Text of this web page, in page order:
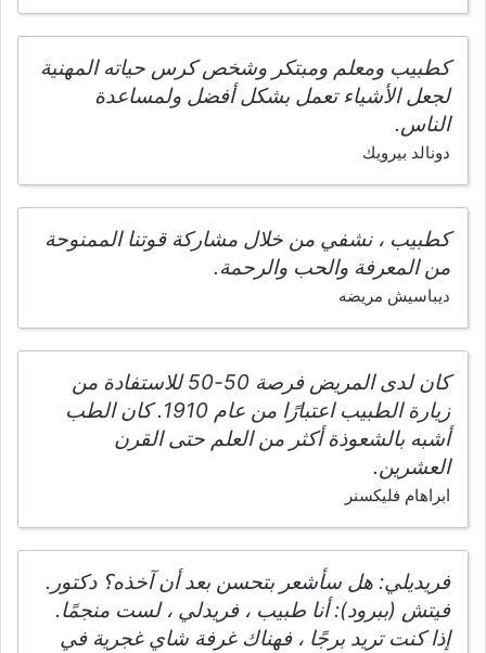
كطبيب ومعلم ومبتكر وشخص كرس حياته المهنية
لجعل الأشياء تعمل بشكل أفضل ولمساعدة
الناس.
دونالد بيرويك
كطبيب ، نشفي من خلال مشاركة قوتنا الممنوحة
من المعرفة والحب والرحمة.
ديباسيش مريضه
كان لدى المريض فرصة 50-50 للاستفادة من
زيارة الطبيب اعتبارًا من عام 1910. كان الطب
أشبه بالشعوذة أكثر من العلم حتى القرن
العشرين.
ابراهام فليكسنر
فريديلي: هل سأشعر بتحسن بعد أن آخذه؟ دكتور.
فيتش (ببرود): أنا طبيب ، فريدلي ، لست منجمًا.
إذا كنت تريد برجًا ، فهناك غرفة شاي غجرية في